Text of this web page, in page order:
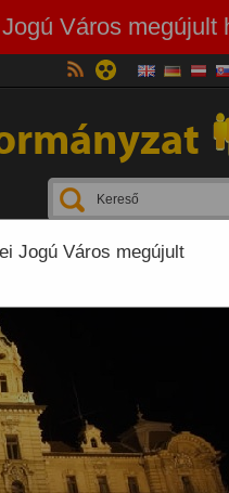
Város megújult
Jogú Város megújult